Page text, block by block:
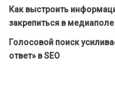
Как выстроить
закрепиться в медиаполе
Голосовой поиск
ответ» в SEO